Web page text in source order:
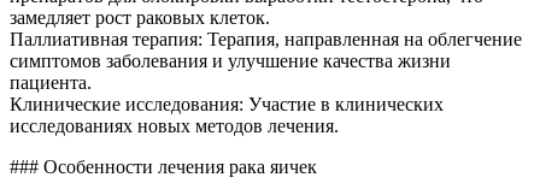
замедляет рост раковых клеток.
Паллиативная терапия: Терапия, направленная на облегчение
симптомов заболевания и улучшение качества жизни
пациента.
Клинические исследования: Участие в клинических
исследованиях новых методов лечения.
### Особенности лечения рака яичек